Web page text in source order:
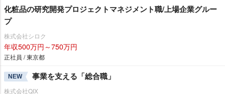
化粧品の研究開発プロジェクトマネジメント職/上場企業グルー
プ
株式会社シロク
年収500万円～750万円
正社員 / 東京都
NEW 事業を支える「総合職」
株式会社QIX